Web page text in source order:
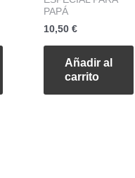
PAPÁ
10,50 €
Añadir al
carrito